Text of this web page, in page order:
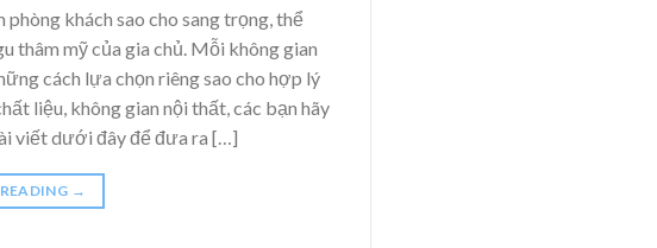
phòng khách sao cho sang trọng, thể
thâm mỹ của gia chủ. Mỗi không gian
cách lựa chọn riêng sao cho hợp lý
liệu, không gian nội thất, các bạn hãy
viết dưới đây để đưa ra […]
→